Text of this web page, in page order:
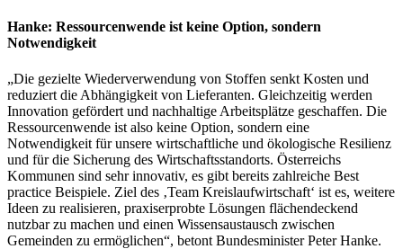
Hanke: Ressourcenwende ist keine Option, sondern
Notwendigkeit
„Die gezielte Wiederverwendung von Stoffen senkt Kosten und
reduziert die Abhängigkeit von Lieferanten. Gleichzeitig werden
Innovation gefördert und nachhaltige Arbeitsplätze geschaffen. Die
Ressourcenwende ist also keine Option, sondern eine
Notwendigkeit für unsere wirtschaftliche und ökologische Resilienz
und für die Sicherung des Wirtschaftsstandorts. Österreichs
Kommunen sind sehr innovativ, es gibt bereits zahlreiche Best
practice Beispiele. Ziel des ‚Team Kreislaufwirtschaft‘ ist es, weitere
Ideen zu realisieren, praxiserprobte Lösungen flächendeckend
nutzbar zu machen und einen Wissensaustausch zwischen
Gemeinden zu ermöglichen“, betont Bundesminister Peter Hanke.